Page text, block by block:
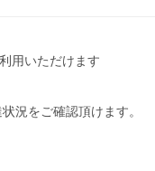
用いただけます
況をご確認頂けます。